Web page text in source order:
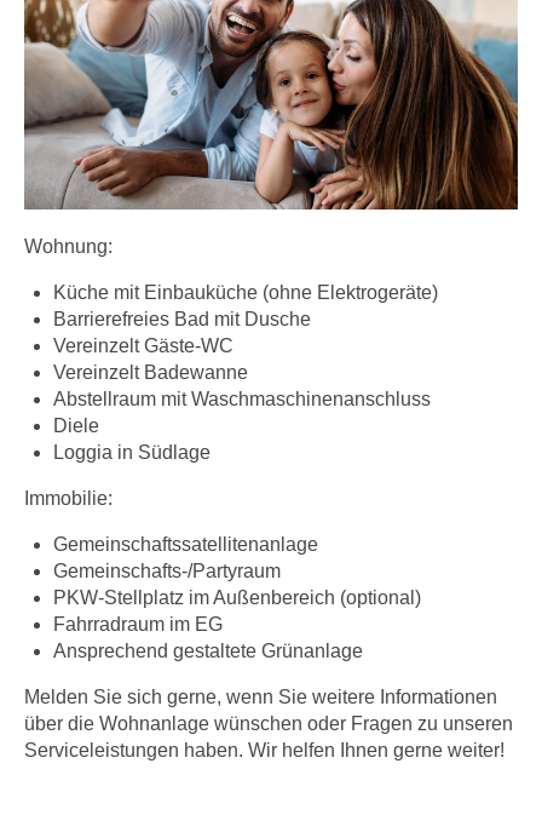
Wohnung:
Küche mit Einbauküche (ohne Elektrogeräte)
Barrierefreies Bad mit Dusche
Vereinzelt Gäste-WC
Vereinzelt Badewanne
Abstellraum mit Waschmaschinenanschluss
Diele
Loggia in Südlage
Immobilie:
Gemeinschaftssatellitenanlage
Gemeinschafts-/Partyraum
PKW-Stellplatz im Außenbereich (optional)
Fahrradraum im EG
Ansprechend gestaltete Grünanlage
Melden Sie sich gerne, wenn Sie weitere Informationen
über die Wohnanlage wünschen oder Fragen zu unseren
Serviceleistungen haben. Wir helfen Ihnen gerne weiter!